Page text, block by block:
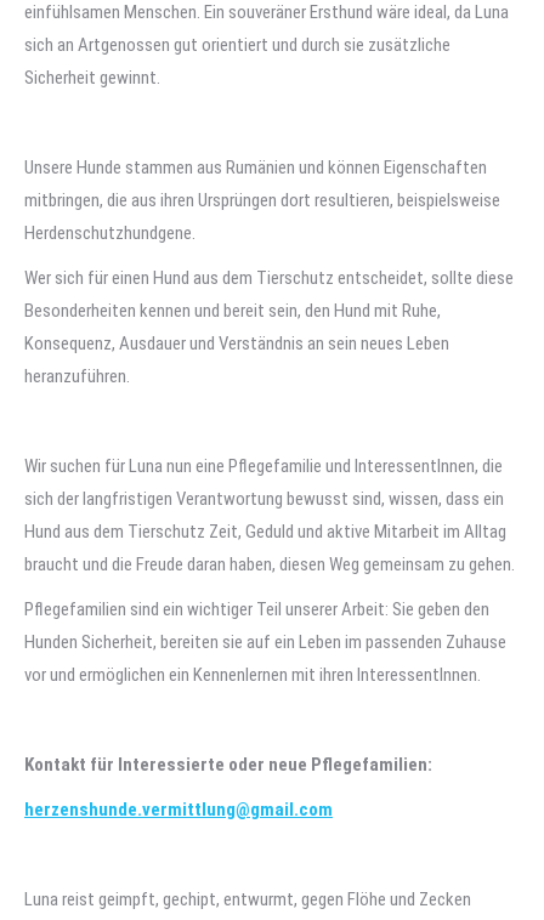
einfühlsamen Menschen. Ein souveräner Ersthund wäre ideal, da Luna
sich an Artgenossen gut orientiert und durch sie zusätzliche
Sicherheit gewinnt.
Unsere Hunde stammen aus Rumänien und können Eigenschaften
mitbringen, die aus ihren Ursprüngen dort resultieren, beispielsweise
Herdenschutzhundgene.
Wer sich für einen Hund aus dem Tierschutz entscheidet, sollte diese
Besonderheiten kennen und bereit sein, den Hund mit Ruhe,
Konsequenz, Ausdauer und Verständnis an sein neues Leben
heranzuführen.
Wir suchen für Luna nun eine Pflegefamilie und InteressentInnen, die
sich der langfristigen Verantwortung bewusst sind, wissen, dass ein
Hund aus dem Tierschutz Zeit, Geduld und aktive Mitarbeit im Alltag
braucht und die Freude daran haben, diesen Weg gemeinsam zu gehen.
Pflegefamilien sind ein wichtiger Teil unserer Arbeit: Sie geben den
Hunden Sicherheit, bereiten sie auf ein Leben im passenden Zuhause
vor und ermöglichen ein Kennenlernen mit ihren InteressentInnen.
Kontakt für Interessierte oder neue Pflegefamilien:
herzenshunde.vermittlung@gmail.com
Luna reist geimpft, gechipt, entwurmt, gegen Flöhe und Zecken